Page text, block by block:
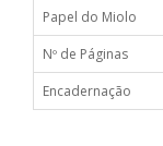
Papel do Miolo
Nº de Páginas
Encadernação